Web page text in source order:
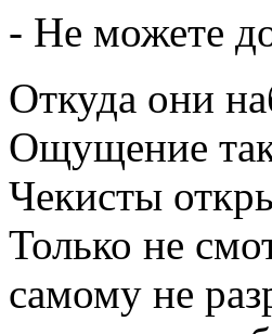
- Не можете
Откуда они
Ощущение
Чекисты
Только не
самому не